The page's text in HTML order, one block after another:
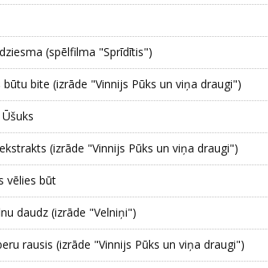
(spēlfilma "Sprīdītis")
būtu bite (izrāde "Vinnijs Pūks un viņa draugi")
(izrāde "Vinnijs Pūks un viņa draugi")
vēlies būt
daudz (izrāde "Velniņi")
rausis (izrāde "Vinnijs Pūks un viņa draugi")